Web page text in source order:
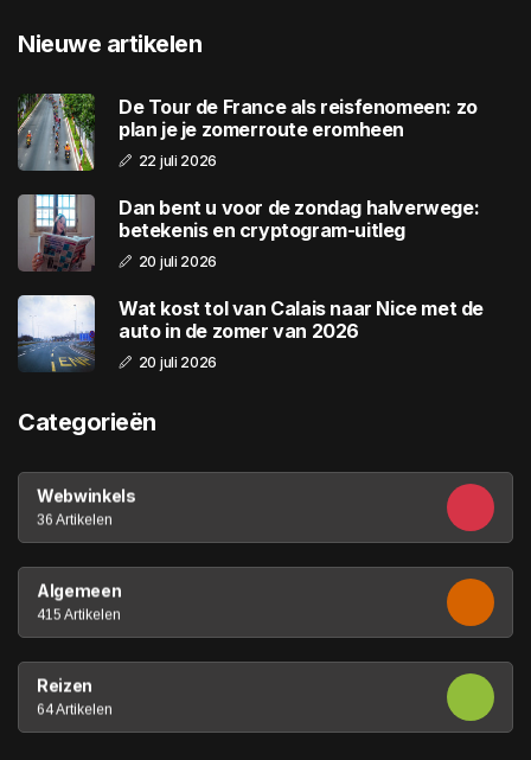
Nieuwe artikelen
De Tour de France als reisfenomeen: zo
plan je je zomerroute eromheen
22 juli 2026
Dan bent u voor de zondag halverwege:
betekenis en cryptogram-uitleg
20 juli 2026
Wat kost tol van Calais naar Nice met de
auto in de zomer van 2026
20 juli 2026
Categorieën
Webwinkels
36 Artikelen
Algemeen
415 Artikelen
Reizen
64 Artikelen